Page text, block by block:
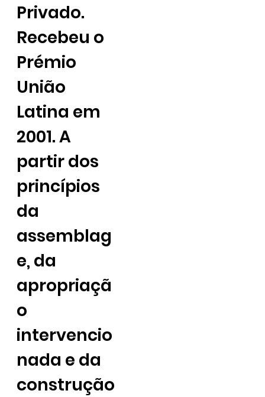
Privado.
Recebeu o
Prémio
União
Latina em
2001. A
partir dos
princípios
da
assemblag
e, da
apropriaçã
o
intervencio
nada e da
construção